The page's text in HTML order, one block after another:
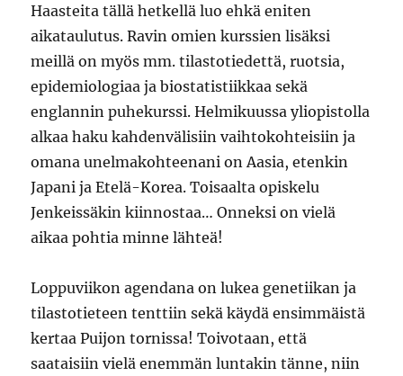
Haasteita tällä hetkellä luo ehkä eniten
aikataulutus. Ravin omien kurssien lisäksi
meillä on myös mm. tilastotiedettä, ruotsia,
epidemiologiaa ja biostatistiikkaa sekä
englannin puhekurssi. Helmikuussa yliopistolla
alkaa haku kahdenvälisiin vaihtokohteisiin ja
omana unelmakohteenani on Aasia, etenkin
Japani ja Etelä-Korea. Toisaalta opiskelu
Jenkeissäkin kiinnostaa… Onneksi on vielä
aikaa pohtia minne lähteä!
Loppuviikon agendana on lukea genetiikan ja
tilastotieteen tenttiin sekä käydä ensimmäistä
kertaa Puijon tornissa! Toivotaan, että
saataisiin vielä enemmän luntakin tänne, niin